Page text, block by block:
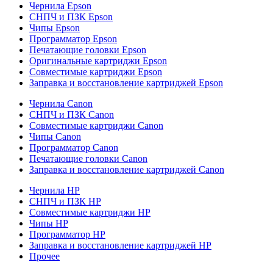
Чернила Epson
СНПЧ и ПЗК Epson
Чипы Epson
Программатор Epson
Печатающие головки Epson
Оригинальные картриджи Epson
Совместимые картриджи Epson
Заправка и восстановление картриджей Epson
Чернила Canon
СНПЧ и ПЗК Canon
Совместимые картриджи Canon
Чипы Canon
Программатор Canon
Печатающие головки Canon
Заправка и восстановление картриджей Canon
Чернила HP
СНПЧ и ПЗК HP
Совместимые картриджи HP
Чипы HP
Программатор HP
Заправка и восстановление картриджей HP
Прочее